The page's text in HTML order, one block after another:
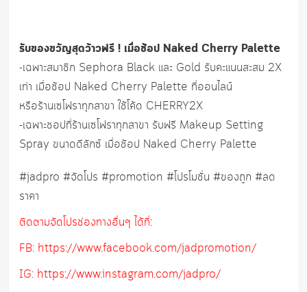
รับของขวัญสุดว้าวฟรี ! เมื่อช้อป Naked Cherry Palette
-เฉพาะสมาชิก Sephora Black และ Gold รับคะแนนสะสม 2X
เท่า เมื่อช้อป Naked Cherry Palette ที่ออนไลน์
หรือร้านเซโฟราทุกสาขา ใช้โค้ด CHERRY2X
-เฉพาะชอปที่ร้านเซโฟราทุกสาขา รับฟรี Makeup Setting
Spray ขนาดดีลักซ์ เมื่อช้อป Naked Cherry Palette
#jadpro #จัดโปร #promotion #โปรโมชั่น #ของถูก #ลด
ราคา
ติดตามจัดโปรช่องทางอื่นๆ ได้ที่:
FB: https://www.facebook.com/jadpromotion/
IG: https://www.instagram.com/jadpro/